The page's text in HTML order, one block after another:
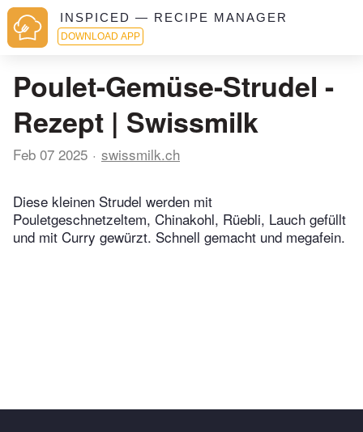
INSPICED — RECIPE MANAGER
DOWNLOAD APP
Poulet-Gemüse-Strudel -
Rezept | Swissmilk
Feb 07 2025 swissmilk.ch
Diese kleinen Strudel werden mit
Pouletgeschnetzeltem, Chinakohl, Rüebli, Lauch gefüllt
und mit Curry gewürzt. Schnell gemacht und megafein.